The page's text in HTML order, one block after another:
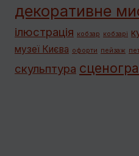
декоративне
ілюстрація кобзар кобзарі
музеї Києва офорти пейзаж
скульптура